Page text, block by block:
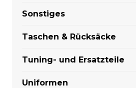
Sonstiges
Taschen & Rücksäcke
Tuning- und Ersatzteile
Uniformen